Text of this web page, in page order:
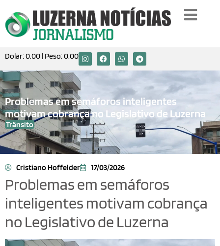
Dolar:0.00 | Peso:0.00
Problemas em semáforos inteligentes
motivam cobrança no Legislativo de Luzerna
Trânsito
Cristiano Hoffelder 17/03/2026
Problemas em semáforos
inteligentes motivam cobrança
no Legislativo de Luzerna